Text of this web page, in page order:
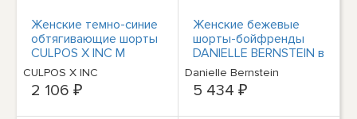
Женские темно-синие
обтягивающие шорты
CULPOS X INC M
CULPOS X INC
2 106 ₽
Женские бежевые
шорты-бойфренды
DANIELLE BERNSTEIN в
горошек 10
Danielle Bernstein
5 434 ₽